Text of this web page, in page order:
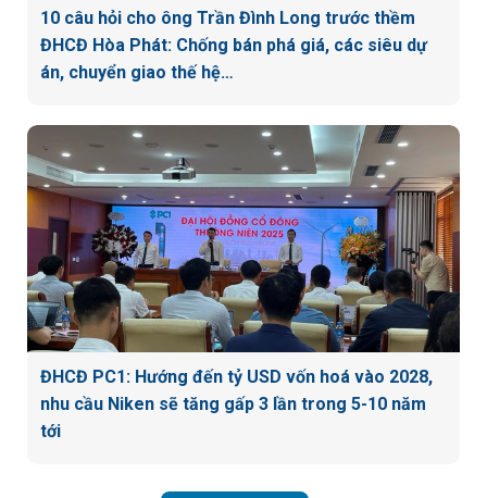
10 câu hỏi cho ông Trần Đình Long trước thềm
ĐHCĐ Hòa Phát: Chống bán phá giá, các siêu dự
án, chuyển giao thế hệ…
ĐHCĐ PC1: Hướng đến tỷ USD vốn hoá vào 2028,
nhu cầu Niken sẽ tăng gấp 3 lần trong 5-10 năm
tới